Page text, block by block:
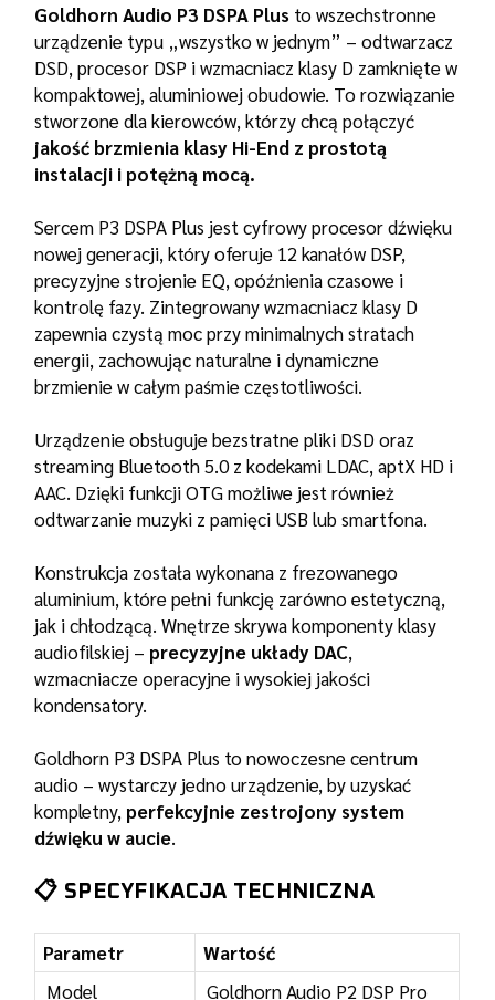
Goldhorn Audio P3 DSPA Plus to wszechstronne
urządzenie typu „wszystko w jednym” – odtwarzacz
DSD, procesor DSP i wzmacniacz klasy D zamknięte w
kompaktowej, aluminiowej obudowie. To rozwiązanie
stworzone dla kierowców, którzy chcą połączyć
jakość brzmienia klasy Hi-End z prostotą
instalacji i potężną mocą.
Sercem P3 DSPA Plus jest cyfrowy procesor dźwięku
nowej generacji, który oferuje 12 kanałów DSP,
precyzyjne strojenie EQ, opóźnienia czasowe i
kontrolę fazy. Zintegrowany wzmacniacz klasy D
zapewnia czystą moc przy minimalnych stratach
energii, zachowując naturalne i dynamiczne
brzmienie w całym paśmie częstotliwości.
Urządzenie obsługuje bezstratne pliki DSD oraz
streaming Bluetooth 5.0 z kodekami LDAC, aptX HD i
AAC. Dzięki funkcji OTG możliwe jest również
odtwarzanie muzyki z pamięci USB lub smartfona.
Konstrukcja została wykonana z frezowanego
aluminium, które pełni funkcję zarówno estetyczną,
jak i chłodzącą. Wnętrze skrywa komponenty klasy
audiofilskiej – precyzyjne układy DAC,
wzmacniacze operacyjne i wysokiej jakości
kondensatory.
Goldhorn P3 DSPA Plus to nowoczesne centrum
audio – wystarczy jedno urządzenie, by uzyskać
kompletny, perfekcyjnie zestrojony system
dźwięku w aucie.
📋 SPECYFIKACJA TECHNICZNA
Parametr
Wartość
Model
Goldhorn Audio P2 DSP Pro